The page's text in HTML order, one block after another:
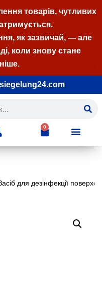
товарів, чутливих
як зазвичай, — але
коли знову стане
0
для дезінфекції